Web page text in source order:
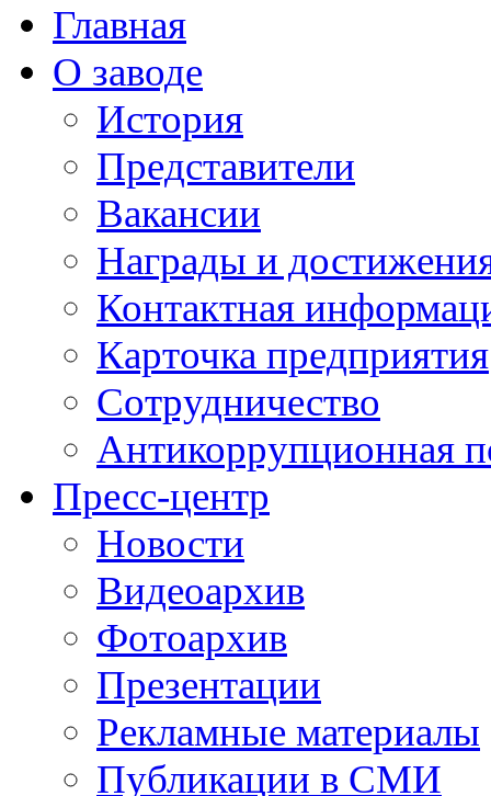
Главная
О заводе
История
Представители
Вакансии
Награды и
Контактная
Карточка предприятия
Сотрудничество
Антикоррупционная
Пресс-центр
Новости
Видеоархив
Фотоархив
Презентации
Рекламные материалы
Публикации в СМИ